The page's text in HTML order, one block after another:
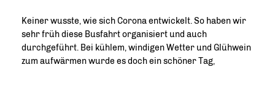
Keiner wusste, wie sich Corona entwickelt. So haben wir
sehr früh diese Busfahrt organisiert und auch
durchgeführt. Bei kühlem, windigen Wetter und Glühwein
zum aufwärmen wurde es doch ein schöner Tag,